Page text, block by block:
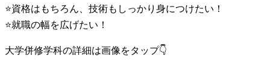
⭐資格はもちろん、技術もしっかり身につけたい！
⭐就職の幅を広げたい！
大学併修学科の詳細は画像をタップ👇